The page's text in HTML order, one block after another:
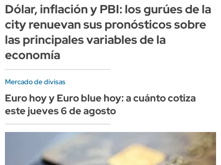
Dólar, inflación y PBI: los gurúes de la
city renuevan sus pronósticos sobre
las principales variables de la
economía
Mercado de divisas
Euro hoy y Euro blue hoy: a cuánto cotiza
este jueves 6 de agosto